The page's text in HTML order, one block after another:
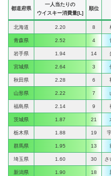
都道府県
一人当たりの
ウイスキー消費量[L]
順位
北海道 2.20 8
青森県 2.52 4
岩手県 1.94 14
宮城県 2.64 3
秋田県 2.28 6
山形県 2.22 7
福島県 2.14 9
茨城県 1.87 21
栃木県 1.88 19
群馬県 1.95 13
埼玉県 1.60 30 さ
新潟県 1.90 18